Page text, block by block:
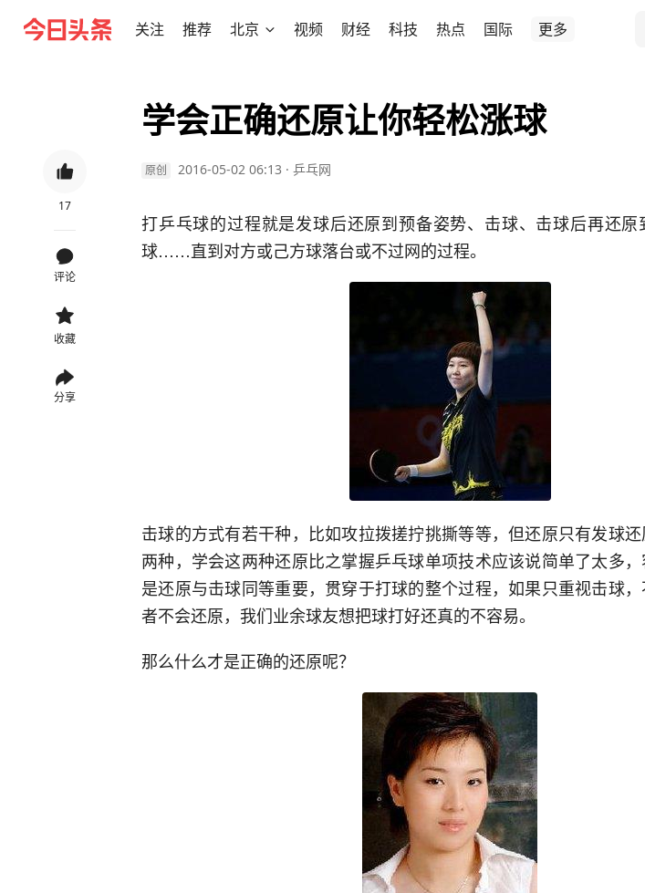
关注 推荐 北京 视频 财经 科技 热点 国际 更多
17
评论
收藏
分享
学会正确还原让你轻松涨球
原创 2016-05-02 06:13 · 乒乓网
打乒乓球的过程就是发球后还原到预备姿势、击球、击球后再还原
球……直到对方或己方球落台或不过网的过程。
击球的方式有若干种，比如攻拉拨搓拧挑撕等等，但还原只有发球
两种，学会这两种还原比之掌握乒乓球单项技术应该说简单了太多
是还原与击球同等重要，贯穿于打球的整个过程，如果只重视击球
者不会还原，我们业余球友想把球打好还真的不容易。
那么什么才是正确的还原呢？